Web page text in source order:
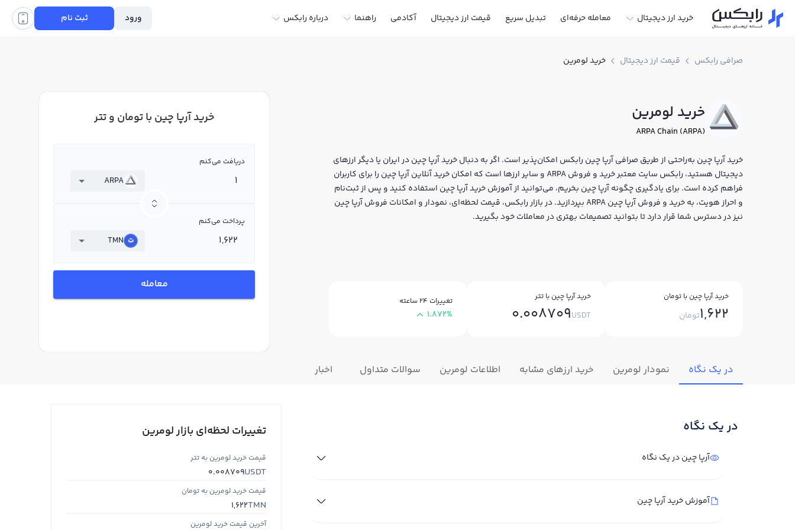
خرید ارز دیجیتال معامله حرفه‌ای تبدیل سریع قیمت ارز دیجیتال آکادمی راهنما درباره رابکس ورود ثبت نام
صرافی رابکس قیمت ارز دیجیتال خرید لومرین
خرید لومرین
ARPA Chain (ARPA)
خرید آرپا چین به‌راحتی از طریق صرافی آرپا چین رابکس امکان‌پذیر است. اگر به دنبال خرید آرپا چین در ایران یا دیگر ارزهای
دیجیتال هستید، رابکس سایت معتبر خرید و فروش ARPA و سایر ارزها است که امکان خرید آنلاین آرپا چین را برای کاربران
فراهم کرده است. برای یادگیری چگونه آرپا چین بخریم، می‌توانید از آموزش خرید آرپا چین استفاده کنید و پس از ثبت‌نام
و احراز هویت، به خرید و فروش آرپا چین ARPA بپردازید. در بازار رابکس، قیمت لحظه‌ای، نمودار و امکانات فروش آرپا چین
نیز در دسترس شما قرار دارد تا بتوانید تصمیمات بهتری در معاملات خود بگیرید.
خرید آرپا چین با تومان
1,622تومان
خرید آرپا چین با تتر
0.008709USDT
تغییرات ۲۴ ساعته
1.872%
خرید آرپا چین با تومان و تتر
دریافت می‌کنم
ARPA
پرداخت می‌کنم
TMN
معامله
در یک نگاه نمودار لومرین خرید ارزهای مشابه اطلاعات لومرین سوالات متداول اخبار
در یک نگاه
آرپا چین در یک نگاه
آموزش خرید آرپا چین
تغییرات لحظه‌ای بازار لومرین
قیمت خرید لومرین به تتر
USDT
0.008709
قیمت خرید لومرین به تومان
TMN
1,622
آخرین قیمت خرید لومرین